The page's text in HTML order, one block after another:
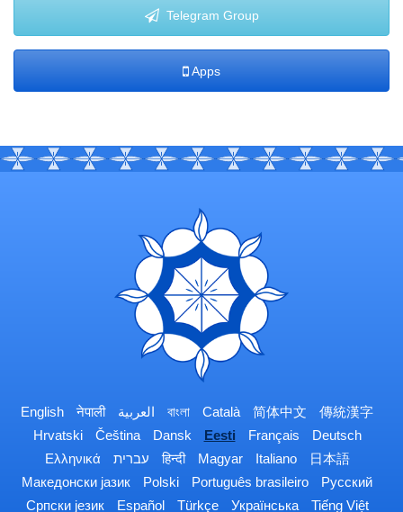
Telegram Group
Apps
English नेपाली العربية বাংলা Català 简体中文
傳統漢字
Hrvatski
Čeština Dansk Eesti Français
Deutsch
Ελληνικά
עברית हिन्दी Magyar Italiano
日本語
Македонски јазик
Polski Português brasileiro
Русский
Српски језик
Español Türkçe Українська Tiếng Việt